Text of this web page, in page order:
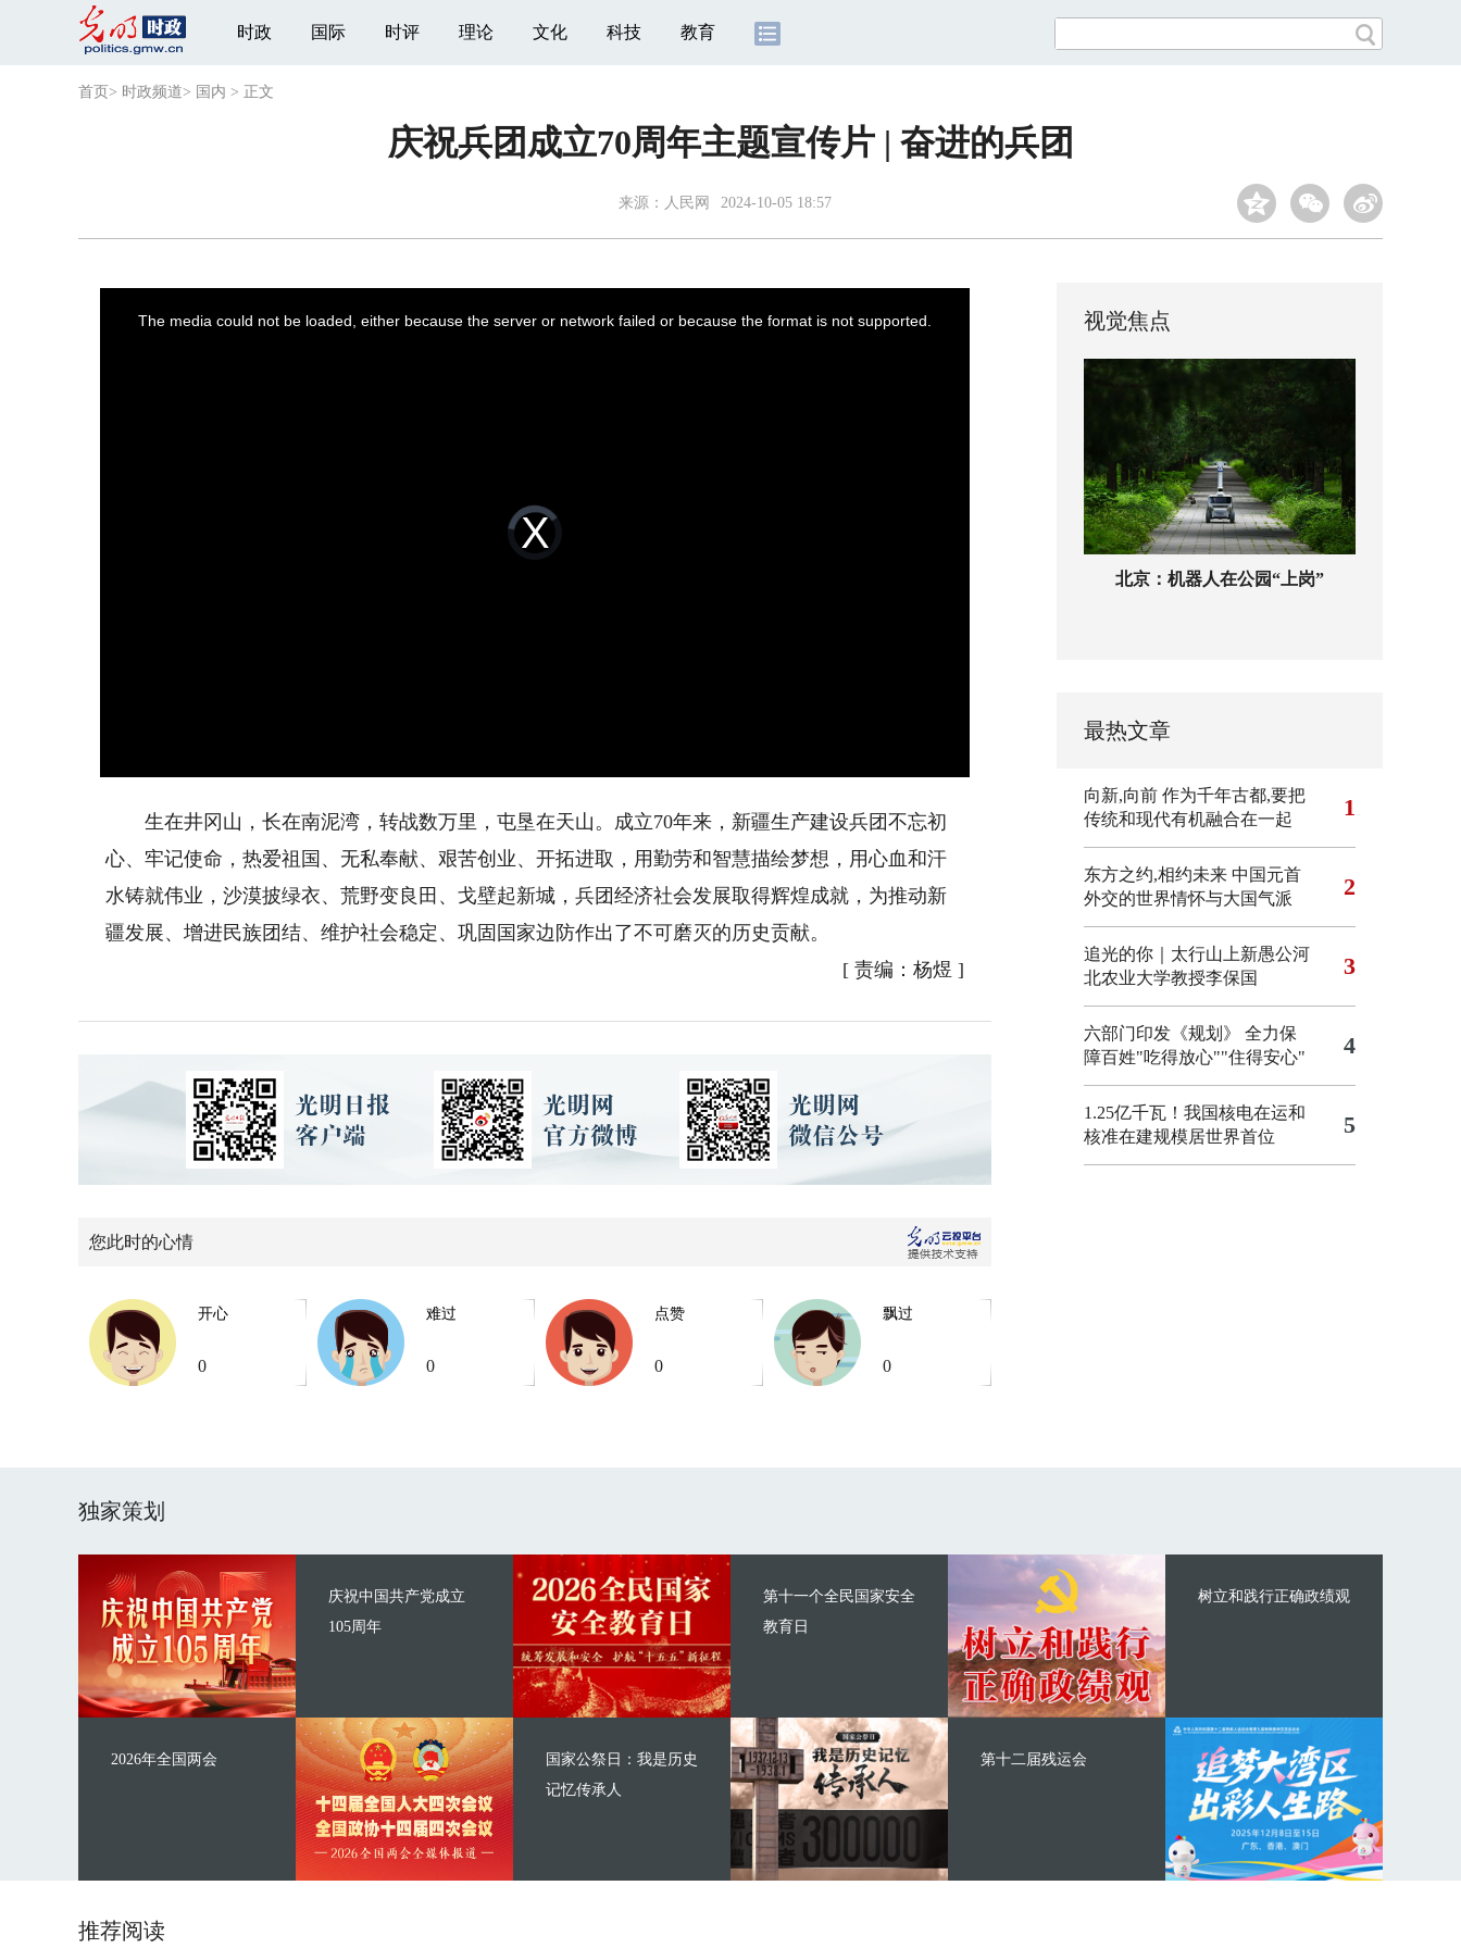
时政 国际 时评 理论 文化 科技 教育
首页 > 时政频道> 国内 > 正文
庆祝兵团成立70周年主题宣传片 | 奋进的兵团
来源： 人民网 2024-10-05 18:57
Video
Player
loading.
The media could not be loaded, either because the server or network failed or because the format is not supported.
生在井冈山，长在南泥湾，转战数万里，屯垦在天山。成立70年来，新疆生产建设兵团不忘初
心、牢记使命，热爱祖国、无私奉献、艰苦创业、开拓进取，用勤劳和智慧描绘梦想，用心血和汗
水铸就伟业，沙漠披绿衣、荒野变良田、戈壁起新城，兵团经济社会发展取得辉煌成就，为推动新
疆发展、增进民族团结、维护社会稳定、巩固国家边防作出了不可磨灭的历史贡献。
[ 责编：杨煜 ]
您此时的心情
开心
0
难过
0
点赞
0
飘过
0
视觉焦点
北京：机器人在公园“上岗”
最热文章
向新,向前 作为千年古都,要把
传统和现代有机融合在一起
1
东方之约,相约未来 中国元首
外交的世界情怀与大国气派
2
追光的你｜太行山上新愚公河
北农业大学教授李保国
3
六部门印发《规划》 全力保
障百姓"吃得放心""住得安心"
4
1.25亿千瓦！我国核电在运和
核准在建规模居世界首位
5
独家策划
庆祝中国共产党成立
105周年
2026年全国两会
第十一个全民国家安全
教育日
国家公祭日：我是历史
记忆传承人
树立和践行正确政绩观
第十二届残运会
推荐阅读